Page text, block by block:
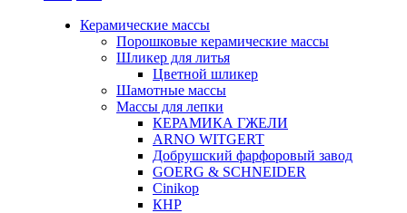
Керамические массы
Порошковые керамические массы
Шликер для литья
Цветной шликер
Шамотные массы
Массы для лепки
КЕРАМИКА ГЖЕЛИ
ARNO WITGERT
Добрушский фарфоровый завод
GOERG & SCHNEIDER
Cinikop
КНР